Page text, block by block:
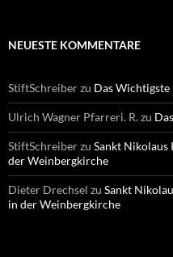
NEUESTE KOMMENTARE
StiftSchreiberzu Das Wichtigste
Ulrich Wagner Pfarreri. R.zu
StiftSchreiberzu Sankt Nikolaus
der Weinbergkirche
Dieter Drechsel zu Sankt
in der Weinbergkirche